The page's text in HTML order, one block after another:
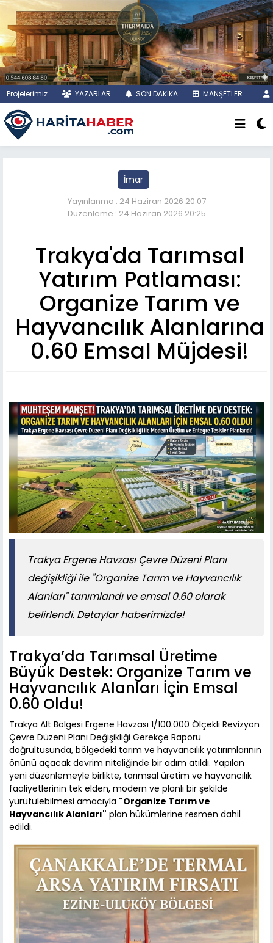
Projelerimiz YAZARLAR SON DAKİKA MANŞETLER
İmar
Yayınlanma : 24 Haziran 2026 20:07
Düzenleme : 24 Haziran 2026 20:25
Trakya'da Tarımsal
Yatırım Patlaması:
Organize Tarım ve
Hayvancılık Alanlarına
0.60 Emsal Müjdesi!
Trakya Ergene Havzası Çevre Düzeni Planı
değişikliği ile "Organize Tarım ve Hayvancılık
Alanları" tanımlandı ve emsal 0.60 olarak
belirlendi. Detaylar haberimizde!
Trakya’da Tarımsal Üretime
Büyük Destek: Organize Tarım ve
Hayvancılık Alanları İçin Emsal
0.60 Oldu!
Trakya Alt Bölgesi Ergene Havzası 1/100.000 Ölçekli Revizyon
Çevre Düzeni Planı Değişikliği Gerekçe Raporu
doğrultusunda, bölgedeki tarım ve hayvancılık yatırımlarının
önünü açacak devrim niteliğinde bir adım atıldı. Yapılan
yeni düzenlemeyle birlikte, tarımsal üretim ve hayvancılık
faaliyetlerinin tek elden, modern ve planlı bir şekilde
yürütülebilmesi amacıyla "Organize Tarım ve
Hayvancılık Alanları" plan hükümlerine resmen dahil
edildi.